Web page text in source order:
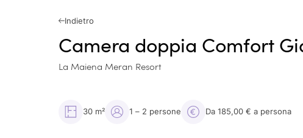
Indietro
Camera doppia Comfort
La Maiena Meran Resort
30 m² 1 – 2 persone Da 185,00 € a persona